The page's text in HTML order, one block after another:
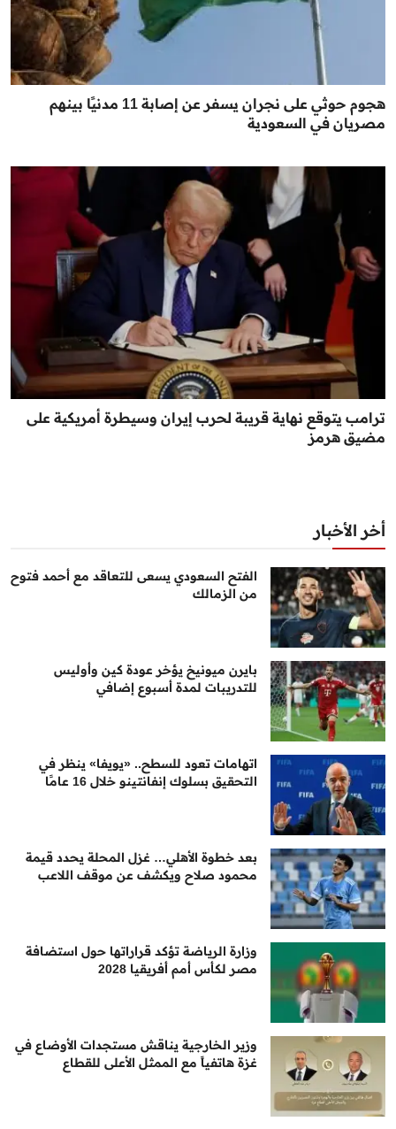
هجوم حوثي على نجران يسفر عن إصابة 11 مدنيًا بينهم
مصريان في السعودية
ترامب يتوقع نهاية قريبة لحرب إيران وسيطرة أمريكية على
مضيق هرمز
أخر الأخبار
الفتح السعودي يسعى للتعاقد مع أحمد فتوح
من الزمالك
بايرن ميونيخ يؤخر عودة كين وأوليس
للتدريبات لمدة أسبوع إضافي
اتهامات تعود للسطح.. «يويفا» ينظر في
التحقيق بسلوك إنفانتينو خلال 16 عامًا
بعد خطوة الأهلي… غزل المحلة يحدد قيمة
محمود صلاح ويكشف عن موقف اللاعب
وزارة الرياضة تؤكد قراراتها حول استضافة
مصر لكأس أمم أفريقيا 2028
وزير الخارجية يناقش مستجدات الأوضاع في
غزة هاتفياً مع الممثل الأعلى للقطاع